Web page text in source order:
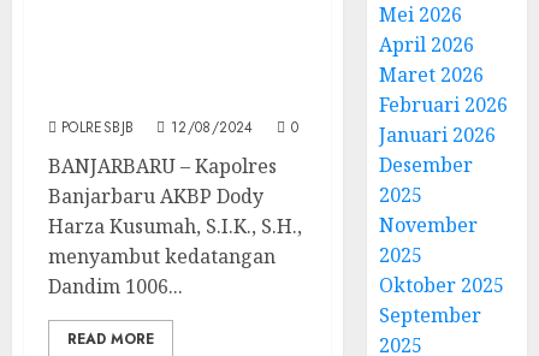
POLRESBJB 12/08/2024 0
BANJARBARU – Kapolres
Banjarbaru AKBP Dody
Harza Kusumah, S.I.K., S.H.,
menyambut kedatangan
Dandim 1006...
READ MORE
Mei 2026
April 2026
Maret 2026
Februari 2026
Januari 2026
Desember
2025
November
2025
Oktober 2025
September
2025